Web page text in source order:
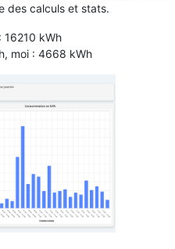
des calculs et stats.
16210 kWh
moi : 4668 kWh